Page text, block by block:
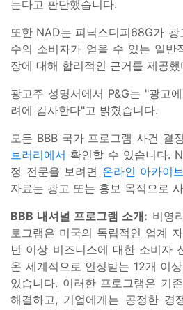
는다고 판단했습니다.
또한 NAD는 피닉스디피68G가
수의 소비자가 얻을 수 있는 일반
장에 대해 합리적인 근거를 제공
광고주 성명서에서 P&G는 "광고
려에 감사한다"고 밝혔습니다.
모든 BBB 국가 프로그램 사건 결
브러리에서 확인할 수 있습니다.
정 전문을 보려면 온라인 아카이
자료는 광고 또는 홍보 목적으로
BBB 내셔널 프로그램 소개: 비영
로그램은 미국의 독립적인 업계
년 이상 비즈니스에 대한 소비자
온 세계적으로 인정받는 12개 이
있습니다. 이러한 프로그램은 기
해결하고, 기업에게는 공정한 경